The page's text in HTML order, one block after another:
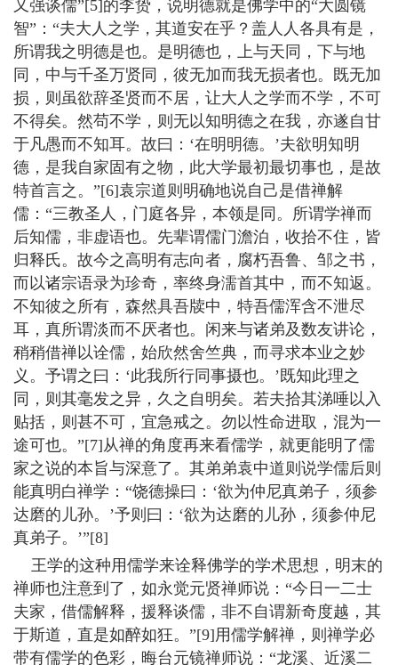
又强谈儒”[5]的李贽，说明德就是佛学中的“大圆镜
智”：“夫大人之学，其道安在乎？盖人人各具有是，
所谓我之明德是也。是明德也，上与天同，下与地
同，中与千圣万贤同，彼无加而我无损者也。既无加
损，则虽欲辞圣贤而不居，让大人之学而不学，不可
不得矣。然苟不学，则无以知明德之在我，亦遂自甘
于凡愚而不知耳。故曰：‘在明明德。’夫欲明知明
德，是我自家固有之物，此大学最初最切事也，是故
特首言之。”[6]袁宗道则明确地说自己是借禅解
儒：“三教圣人，门庭各异，本领是同。所谓学禅而
后知儒，非虚语也。先辈谓儒门澹泊，收拾不住，皆
归释氏。故今之高明有志向者，腐朽吾鲁、邹之书，
而以诸宗语录为珍奇，率终身濡首其中，而不知返。
不知彼之所有，森然具吾牍中，特吾儒浑含不泄尽
耳，真所谓淡而不厌者也。闲来与诸弟及数友讲论，
稍稍借禅以诠儒，始欣然舍竺典，而寻求本业之妙
义。予谓之曰：‘此我所行同事摄也。’既知此理之
同，则其毫发之异，久之自明矣。若夫拾其涕唾以入
贴括，则甚不可，宜急戒之。勿以性命进取，混为一
途可也。”[7]从禅的角度再来看儒学，就更能明了儒
家之说的本旨与深意了。其弟弟袁中道则说学儒后则
能真明白禅学：“饶德操曰：‘欲为仲尼真弟子，须参
达磨的儿孙。’予则曰：‘欲为达磨的儿孙，须参仲尼
真弟子。’”[8]
王学的这种用儒学来诠释佛学的学术思想，明末的
禅师也注意到了，如永觉元贤禅师说：“今日一二士
夫家，借儒解释，援释谈儒，非不自谓新奇度越，其
于斯道，直是如醉如狂。”[9]用儒学解禅，则禅学必
带有儒学的色彩，晦台元镜禅师说：“龙溪、近溪二